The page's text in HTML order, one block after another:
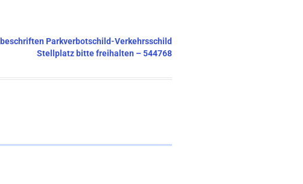
Parkverbotschild-Verkehrsschild
Stellplatz bitte freihalten – 544768